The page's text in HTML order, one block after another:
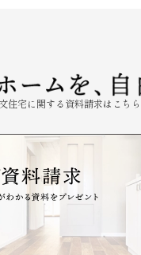
住宅に関する資料請求はこち